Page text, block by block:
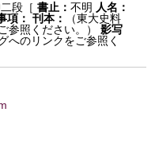
二段［書止：不明 人名：
項： 刊本：
（東大史料
参照ください。）
影写
へのリンクをご参照く